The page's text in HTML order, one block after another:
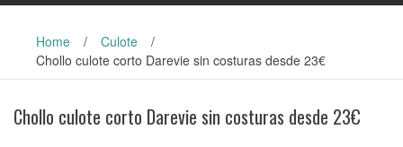
Home / Culote
/
Chollo culote corto Darevie sin costuras desde 23€
Chollo culote corto Darevie sin costuras desde 23€